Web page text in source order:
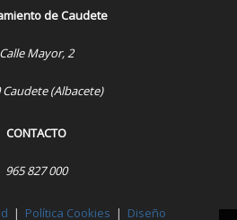
de Caudete
Calle Mayor, 2
Caudete (Albacete)
CONTACTO
965 827 000
| Política Cookies | Diseño